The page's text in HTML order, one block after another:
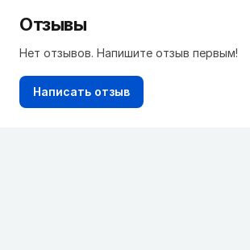
Отзывы
Нет отзывов. Напишите отзыв первым!
Написать отзыв